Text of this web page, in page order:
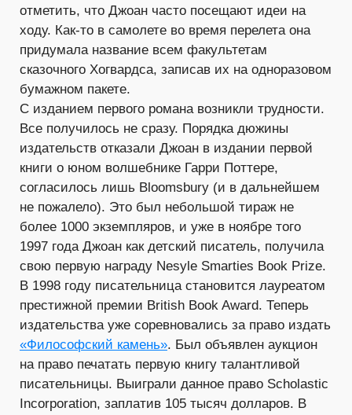
отметить, что Джоан часто посещают идеи на
ходу. Как-то в самолете во время перелета она
придумала название всем факультетам
сказочного Хогвардса, записав их на одноразовом
бумажном пакете.
С изданием первого романа возникли трудности.
Все получилось не сразу. Порядка дюжины
издательств отказали Джоан в издании первой
книги о юном волшебнике Гарри Поттере,
согласилось лишь Bloomsbury (и в дальнейшем
не пожалело). Это был небольшой тираж не
более 1000 экземпляров, и уже в ноябре того
1997 года Джоан как детский писатель, получила
свою первую награду Nesyle Smarties Book Prize.
В 1998 году писательница становится лауреатом
престижной премии Вritish Book Award. Теперь
издательства уже соревновались за право издать
«Философский камень». Был объявлен аукцион
на право печатать первую книгу талантливой
писательницы. Выиграли данное право Scholastic
Incorporation, заплатив 105 тысяч долларов. В